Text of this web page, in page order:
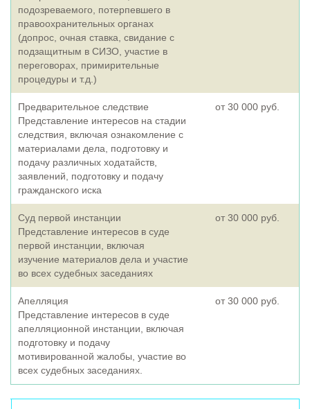
подозреваемого, потерпевшего в
правоохранительных органах
(допрос, очная ставка, свидание с
подзащитным в СИЗО, участие в
переговорах, примирительные
процедуры и т.д.)
Предварительное следствие
Представление интересов на стадии
следствия, включая ознакомление с
материалами дела, подготовку и
подачу различных ходатайств,
заявлений, подготовку и подачу
гражданского иска
от 30 000 руб.
Суд первой инстанции
Представление интересов в суде
первой инстанции, включая
изучение материалов дела и участие
во всех судебных заседаниях
от 30 000 руб.
Апелляция
Представление интересов в суде
апелляционной инстанции, включая
подготовку и подачу
мотивированной жалобы, участие во
всех судебных заседаниях.
от 30 000 руб.